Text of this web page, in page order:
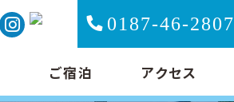
ご宿泊 アクセス
0187-46-2807